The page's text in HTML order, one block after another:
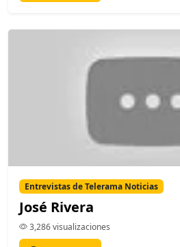
Entrevistas de Telerama Noticias
José Rivera
3,286 visualizaciones